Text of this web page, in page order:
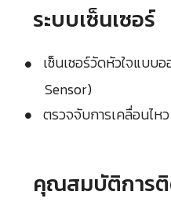
ระบบเซ็นเซอร์
เซ็นเซอร์วัดหัวใจแบบ
Sensor)
ตรวจจับการเคลื่อนไห
คุณสมบัติการ